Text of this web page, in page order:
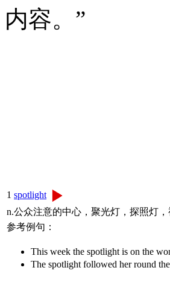
内容。”
1 spotlight
n.公众注意的中心，聚光灯，探照灯
参考例句：
This week the spotlight is on the
The spotlight followed her round